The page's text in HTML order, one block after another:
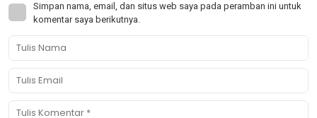
Simpan nama, email, dan situs web saya pada peramban ini untuk
komentar saya berikutnya.